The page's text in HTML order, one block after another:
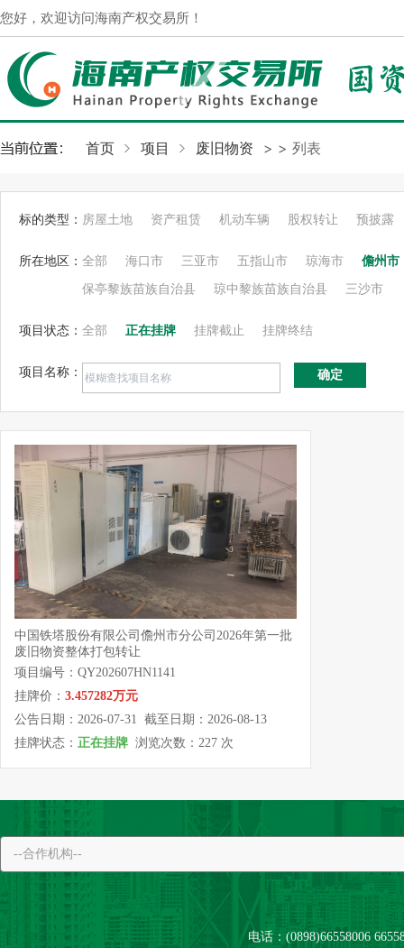
您好，欢迎访问海南产权交易所！
首页 项目 >
废旧物资 > 列表
标的类型： 房屋土地 资产租赁 机动车辆 股权转让 预披露
所在地区： 全部 海口市 三亚市 五指山市 琼海市 儋州市
保亭黎族苗族自治县 琼中黎族苗族自治县 三沙市
项目状态： 全部 正在挂牌 挂牌截止 挂牌终结
项目名称： 确定
中国铁塔股份有限公司儋州市分公司2026年第一批
废旧物资整体打包转让
项目编号：QY202607HN1141
挂牌价： 3.457282万元
公告日期：2026-07-31 截至日期：2026-08-13
挂牌状态： 正在挂牌 浏览次数：227 次
电话：(0898)66558006